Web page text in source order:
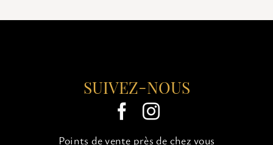
SUIVEZ-NOUS
Points de vente près de chez vous